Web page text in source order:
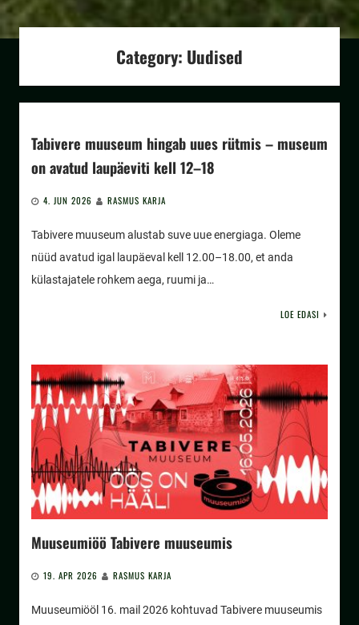
Category: Uudised
Tabivere muuseum hingab uues rütmis – museum
on avatud laupäeviti kell 12–18
4. JUN 2026 RASMUS KARJA
Tabivere muuseum alustab suve uue energiaga. Oleme
nüüd avatud igal laupäeval kell 12.00–18.00, et anda
külastajatele rohkem aega, ruumi ja…
LOE EDASI
Muuseumiöö Tabivere muuseumis
19. APR 2026 RASMUS KARJA
Muuseumiööl 16. mail 2026 kohtuvad Tabivere muuseumis